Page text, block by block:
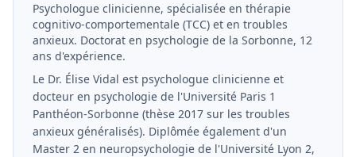
Psychologue clinicienne, spécialisée en thérapie
cognitivo-comportementale (TCC) et en troubles
anxieux. Doctorat en psychologie de la Sorbonne, 12
ans d'expérience.
Le Dr. Élise Vidal est psychologue clinicienne et
docteur en psychologie de l'Université Paris 1
Panthéon-Sorbonne (thèse 2017 sur les troubles
anxieux généralisés). Diplômée également d'un
Master 2 en neuropsychologie de l'Université Lyon 2,